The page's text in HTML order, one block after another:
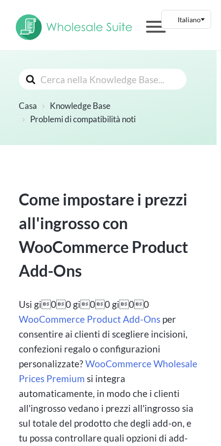
Cerca
Casa
Knowledge Base
Problemi di compatibilità noti
Come impostare i prezzi
all'ingrosso con
WooCommerce Product
Add-Ons
Usi gi00 gi00 gi00
WooCommerce Product Add-Ons per
consentire ai clienti di scegliere incisioni,
confezioni regalo o configurazioni
personalizzate?WooCommerce Wholesale
Prices Premium si integra
automaticamente, in modo che i clienti
all'ingrosso vedano i prezzi all'ingrosso sia
sul totale del prodotto che degli add-on, e
tu possa controllare quali opzioni di add-